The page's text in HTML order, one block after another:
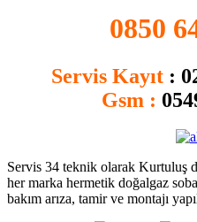
0850
Servis Kayıt :
Gsm :
Servis 34 teknik olarak Kurtuluş
her marka hermetik doğalgaz
bakım arıza, tamir ve montajı